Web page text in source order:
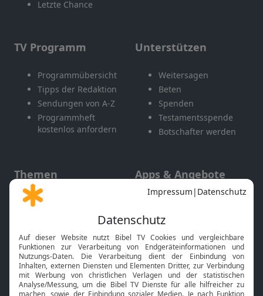
Letzte Chance
TV Programm
Programmübersicht
Tipps der Redaktion
Sendungen von A-Z
Programmheft
kostenlos anfordern
Unterstützen
Weitersagen
Beten
Spenden
Testamentsspende
Botschafter werden
Themen
Gott und Bibel erklärt
Neuigkeiten
Apps & Angebote
Mobile App
Smart TV
HbbTV
Bibelthek Online-Bibel
Nächster Gottesdienst